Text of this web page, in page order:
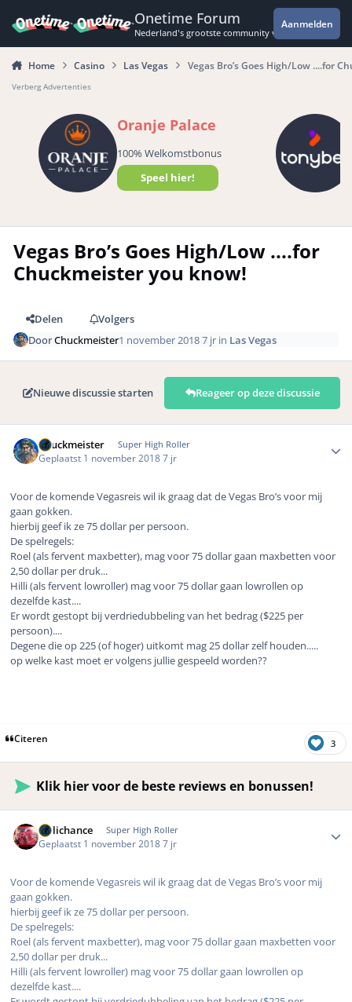
Onetime Forum
Nederland's grootste community voor de
Aanmelden
Home Casino Las Vegas Vegas Bro’s Goes High/Low ....for
Verberg Advertenties
Oranje Palace
100% Welkomstbonus
Speel hier!
Vegas Bro’s Goes High/Low ....for
Chuckmeister you know!
Delen
Volgers
DoorChuckmeister1 november 20187 jr in Las Vegas
Nieuwe discussie starten Reageer op deze discussie
Chuckmeister Super High Roller
Geplaatst 1 november 20187 jr
Voor de komende Vegasreis wil ik graag dat de Vegas Bro’s voor mij
gaan gokken.
hierbij geef ik ze 75 dollar per persoon.
De spelregels:
Roel (als fervent maxbetter), mag voor 75 dollar gaan maxbetten voor
2,50 dollar per druk...
Hilli (als fervent lowroller) mag voor 75 dollar gaan lowrollen op
dezelfde kast....
Er wordt gestopt bij verdriedubbeling van het bedrag ($225 per
persoon)....
Degene die op 225 (of hoger) uitkomt mag 25 dollar zelf houden.....
op welke kast moet er volgens jullie gespeeld worden??
Citeren 3
Klik hier voor de beste reviews en bonussen!
Hillichance Super High Roller
Geplaatst 1 november 20187 jr
Voor de komende Vegasreis wil ik graag dat de Vegas Bro’s voor mij
gaan gokken.
hierbij geef ik ze 75 dollar per persoon.
De spelregels:
Roel (als fervent maxbetter), mag voor 75 dollar gaan maxbetten voor
2,50 dollar per druk...
Hilli (als fervent lowroller) mag voor 75 dollar gaan lowrollen op
dezelfde kast....